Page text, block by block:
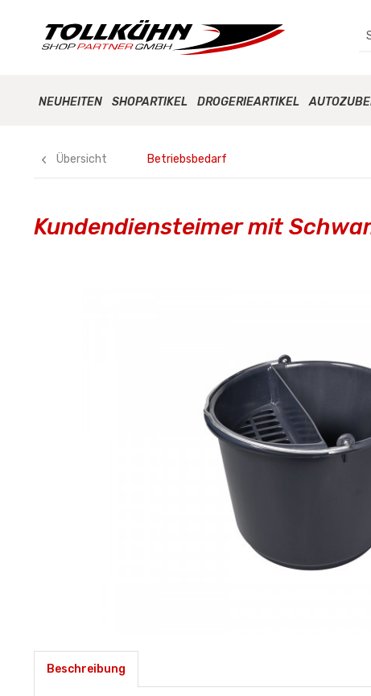
NEUHEITEN SHOPARTIKEL DROGERIEARTIKEL
Übersicht Betriebsbedarf
Kundendiensteimer mit
Beschreibung